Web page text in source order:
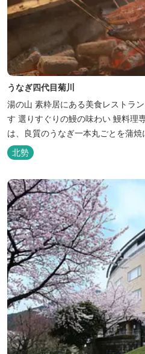
うなぎ四代目菊川
湯の山 素粋居にある美食レストラン 良い水と良い炭の力で引き出
す 選りすぐりの鰻の味わい 鰻料理専門店「うなぎ 四代目菊川」
は、良質のうなぎ一本丸ごとを蒲
ます。大きさも太さも極上の鰻を厳
も身質がフワッとやわらかい、贅沢
毎日捌き、良質の炭で焼き立てを
美味しさを熟...
北勢